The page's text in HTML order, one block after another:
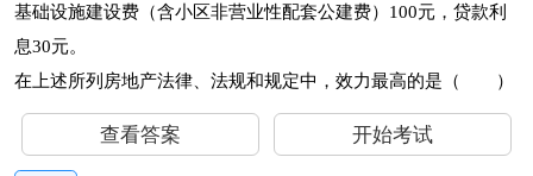
基础设施建设费（含小区非营业性配套公建费）100元，贷款利
息30元。
在上述所列房地产法律、法规和规定中，效力最高的是（ ）
查看答案 开始考试